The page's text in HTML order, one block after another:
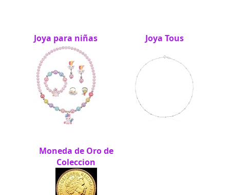
Joya para niñas Joya Tous
Moneda de Oro de
Coleccion